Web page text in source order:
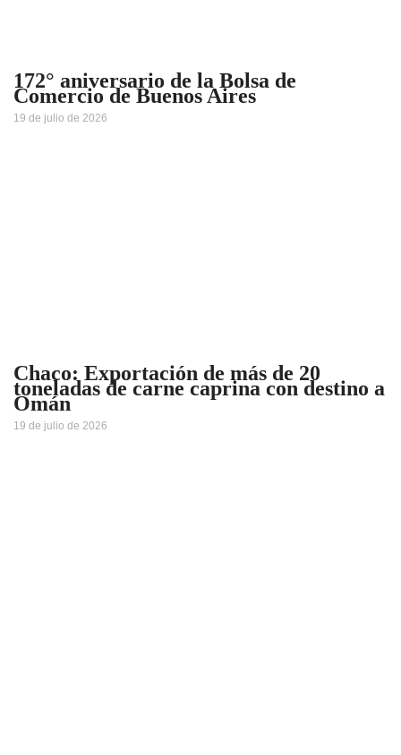
172° aniversario de la Bolsa de
Comercio de Buenos Aires
19 de julio de 2026
Chaco: Exportación de más de 20
toneladas de carne caprina con destino a
Omán
19 de julio de 2026